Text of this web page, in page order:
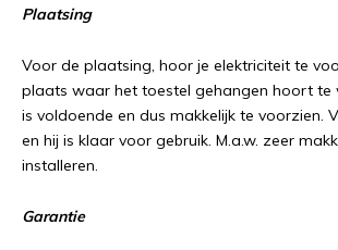
Plaatsing
Voor de plaatsing, hoor je elektriciteit te
plaats waar het toestel gehangen hoort te
is voldoende en dus makkelijk te voorzien.
en hij is klaar voor gebruik. M.a.w. zeer
installeren.
Garantie